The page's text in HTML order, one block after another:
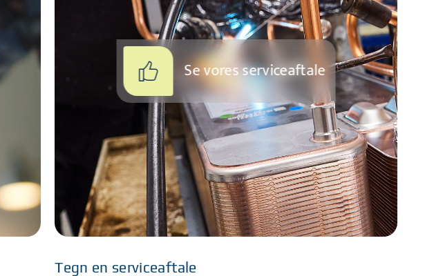
Se vores serviceaftale
Tegn en serviceaftale